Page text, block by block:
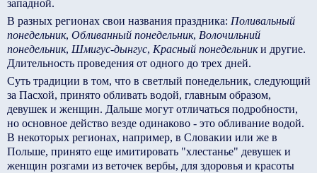
западной.
В разных регионах свои названия праздника: Поливальный
понедельник, Обливанный понедельник, Волочильний
понедельник, Шмигус-дынгус, Красный понедельники другие.
Длительность проведения от одного до трех дней.
Суть традиции в том, что в светлый понедельник, следующий
за Пасхой, принято обливать водой, главным образом,
девушек и женщин. Дальше могут отличаться подробности,
но основное действо везде одинаково - это обливание водой.
В некоторых регионах, например, в Словакии или же в
Польше, принято еще имитировать "хлестанье" девушек и
женщин розгами из веточек вербы, для здоровья и красоты